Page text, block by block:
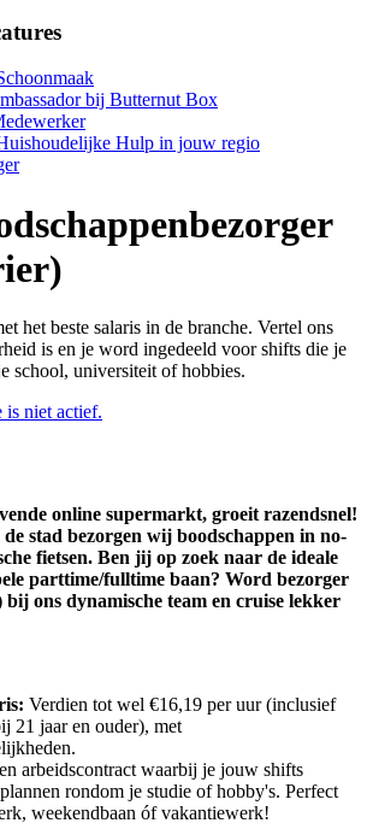
bij Butternut Box
Hulp in jouw regio
het beste salaris in de branche. Vertel ons
is en je word ingedeeld voor shifts die je
school, universiteit of hobbies.
is niet actief.
online supermarkt, groeit razendsnel!
stad bezorgen wij boodschappen in no-
fietsen. Ben jij op zoek naar de ideale
parttime/fulltime baan? Word bezorger
ons dynamische team en cruise lekker
Verdien tot wel €16,19 per uur (inclusief
21 jaar en ouder), met
arbeidscontract waarbij je jouw shifts
rondom je studie of hobby's. Perfect
weekendbaan óf vakantiewerk!